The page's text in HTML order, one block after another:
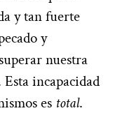
y tan fuerte
y
nuestra
incapacidad
es total.